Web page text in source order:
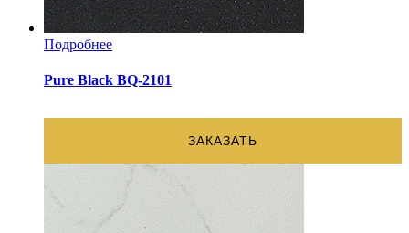
Подробнее
Pure Black BQ-2101
ЗАКАЗАТЬ